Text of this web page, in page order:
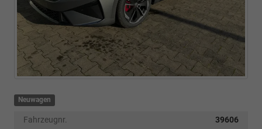
Neuwagen
Fahrzeugnr.
39606